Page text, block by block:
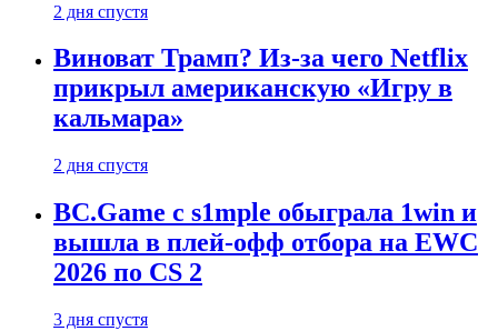
2 дня спустя
Виноват Трамп? Из-за чего Netflix
прикрыл американскую «Игру в
кальмара»
2 дня спустя
BC.Game с s1mple обыграла 1win и
вышла в плей-офф отбора на EWC
2026 по CS 2
3 дня спустя